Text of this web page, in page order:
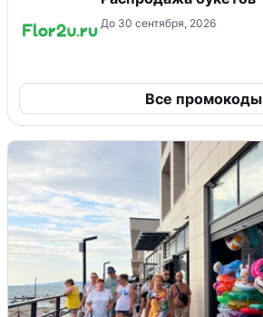
До 30 сентября, 2026
Все промокоды